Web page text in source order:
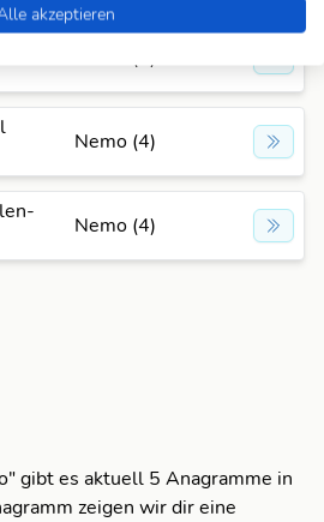
Nemo (4)
Nemo (4)
gibt es aktuell 5 Anagramme in
zeigen wir dir eine
akzeptieren